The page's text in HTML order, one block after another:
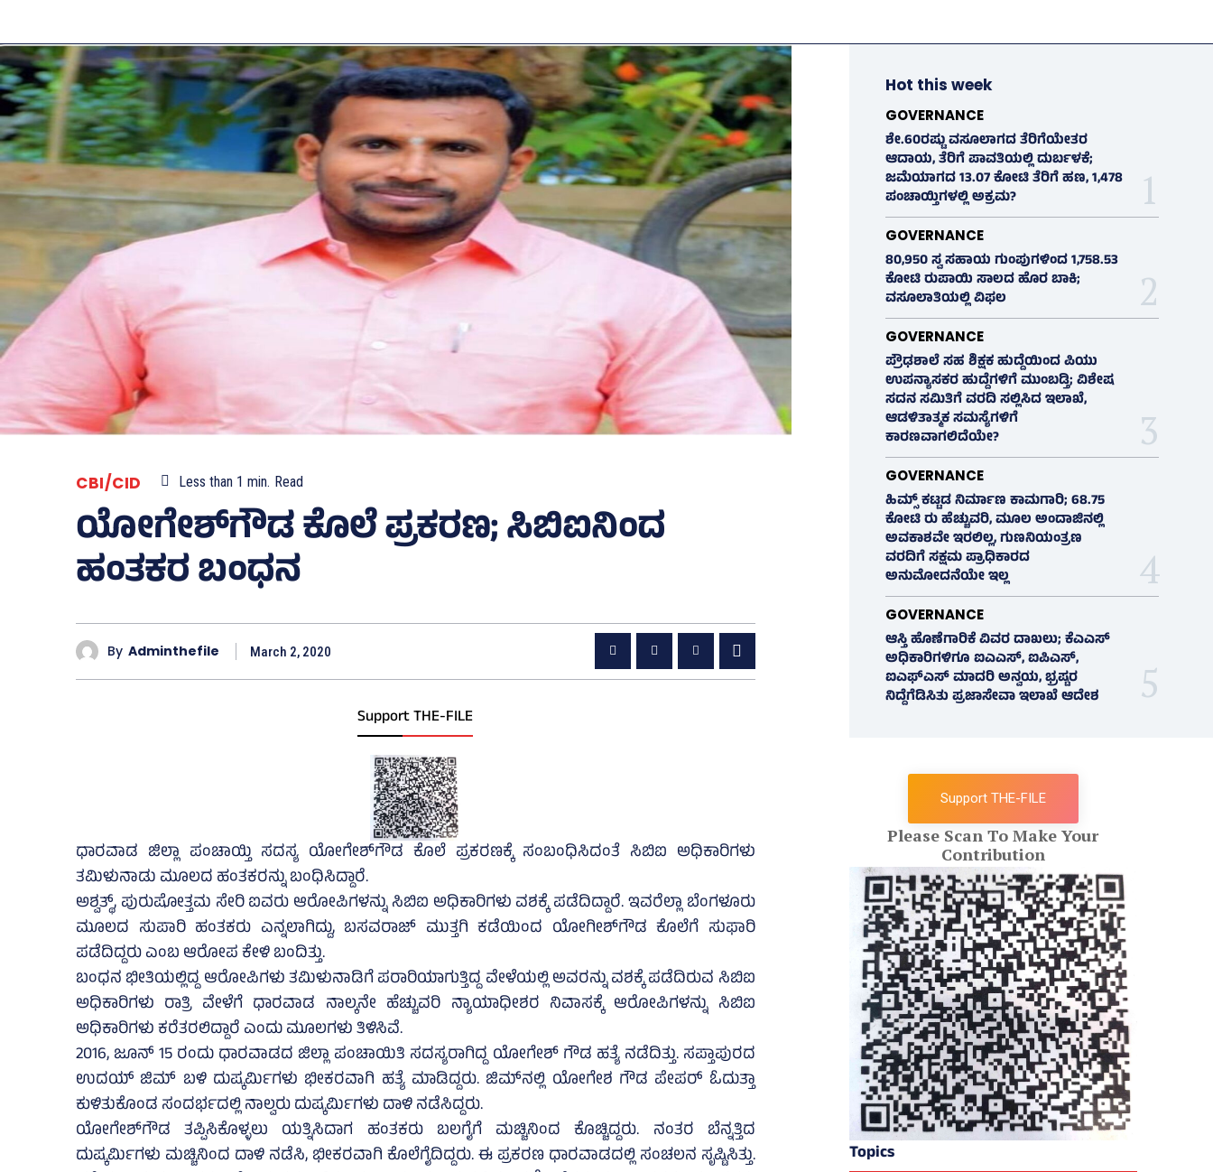
CBI/CID Less than 1 min. Read
ಯೋಗೇಶ್‌ಗೌಡ ಕೊಲೆ ಪ್ರಕರಣ; ಸಿಬಿಐನಿಂದ
ಹಂತಕರ ಬಂಧನ
By Adminthefile March 2, 2020
Support THE-FILE
ಧಾರವಾಡ ಜಿಲ್ಲಾ ಪಂಚಾಯ್ತಿ ಸದಸ್ಯ ಯೋಗೇಶ್‌ಗೌಡ ಕೊಲೆ ಪ್ರಕರಣಕ್ಕೆ ಸಂಬಂಧಿಸಿದಂತೆ ಸಿಬಿಐ ಅಧಿಕಾರಿಗಳು
ತಮಿಳುನಾಡು ಮೂಲದ ಹಂತಕರನ್ನು ಬಂಧಿಸಿದ್ದಾರೆ.
ಅಶ್ವತ್ಥ್‌, ಪುರುಷೋತ್ತಮ ಸೇರಿ ಐವರು ಆರೋಪಿಗಳನ್ನು ಸಿಬಿಐ ಅಧಿಕಾರಿಗಳು ವಶಕ್ಕೆ ಪಡೆದಿದ್ದಾರೆ. ಇವರೆಲ್ಲಾ ಬೆಂಗಳೂರು
ಮೂಲದ ಸುಪಾರಿ ಹಂತಕರು ಎನ್ನಲಾಗಿದ್ದು, ಬಸವರಾಜ್‌ ಮುತ್ತಗಿ ಕಡೆಯಿಂದ ಯೋಗೀಶ್‌ಗೌಡ ಕೊಲೆಗೆ ಸುಫಾರಿ
ಪಡೆದಿದ್ದರು ಎಂಬ ಆರೋಪ ಕೇಳಿ ಬಂದಿತ್ತು.
ಬಂಧನ ಭೀತಿಯಲ್ಲಿದ್ದ ಆರೋಪಿಗಳು ತಮಿಳುನಾಡಿಗೆ ಪರಾರಿಯಾಗುತ್ತಿದ್ದ ವೇಳೆಯಲ್ಲಿ ಅವರನ್ನು ವಶಕ್ಕೆ ಪಡೆದಿರುವ ಸಿಬಿಐ
ಅಧಿಕಾರಿಗಳು ರಾತ್ರಿ ವೇಳೆಗೆ ಧಾರವಾಡ ನಾಲ್ಕನೇ ಹೆಚ್ಚುವರಿ ನ್ಯಾಯಾಧೀಶರ ನಿವಾಸಕ್ಕೆ ಆರೋಪಿಗಳನ್ನು ಸಿಬಿಐ
ಅಧಿಕಾರಿಗಳು ಕರೆತರಲಿದ್ದಾರೆ ಎಂದು ಮೂಲಗಳು ತಿಳಿಸಿವೆ.
2016, ಜೂನ್ 15 ರಂದು ಧಾರವಾಡದ ಜಿಲ್ಲಾ ಪಂಚಾಯಿತಿ ಸದಸ್ಯರಾಗಿದ್ದ ಯೋಗೇಶ್ ಗೌಡ ಹತ್ಯೆ ನಡೆದಿತ್ತು. ಸಪ್ತಾಪುರದ
ಉದಯ್ ಜಿಮ್ ಬಳಿ ದುಷ್ಕರ್ಮಿಗಳು ಭೀಕರವಾಗಿ ಹತ್ಯೆ ಮಾಡಿದ್ದರು. ಜಿಮ್‌ನಲ್ಲಿ ಯೋಗೇಶ ಗೌಡ ಪೇಪರ್ ಓದುತ್ತಾ
ಕುಳಿತುಕೊಂಡ ಸಂದರ್ಭದಲ್ಲಿ ನಾಲ್ವರು ದುಷ್ಕರ್ಮಿಗಳು ದಾಳಿ ನಡೆಸಿದ್ದರು.
ಯೋಗೇಶ್‌ಗೌಡ ತಪ್ಪಿಸಿಕೊಳ್ಳಲು ಯತ್ನಿಸಿದಾಗ ಹಂತಕರು ಬಲಗೈಗೆ ಮಚ್ಚಿನಿಂದ ಕೊಚ್ಚಿದ್ದರು. ನಂತರ ಬೆನ್ನತ್ತಿದ
ದುಷ್ಕರ್ಮಿಗಳು ಮಚ್ಚಿನಿಂದ ದಾಳಿ ನಡೆಸಿ, ಭೀಕರವಾಗಿ ಕೊಲೆಗೈದಿದ್ದರು. ಈ ಪ್ರಕರಣ ಧಾರವಾಡದಲ್ಲಿ ಸಂಚಲನ ಸೃಷ್ಟಿಸಿತ್ತು.
Hot this week
GOVERNANCE
ಶೇ.60ರಷ್ಟು ವಸೂಲಾಗದ ತೆರಿಗೆಯೇತರ
ಆದಾಯ, ತೆರಿಗೆ ಪಾವತಿಯಲ್ಲಿ ದುರ್ಬಳಕೆ;
ಜಮೆಯಾಗದ 13.07 ಕೋಟಿ ತೆರಿಗೆ ಹಣ, 1,478
ಪಂಚಾಯ್ತಿಗಳಲ್ಲಿ ಅಕ್ರಮ?
GOVERNANCE
80,950 ಸ್ವ ಸಹಾಯ ಗುಂಪುಗಳಿಂದ 1,758.53
ಕೋಟಿ ರುಪಾಯಿ ಸಾಲದ ಹೊರ ಬಾಕಿ;
ವಸೂಲಾತಿಯಲ್ಲಿ ವಿಫಲ
GOVERNANCE
ಪ್ರೌಢಶಾಲೆ ಸಹ ಶಿಕ್ಷಕ ಹುದ್ದೆಯಿಂದ ಪಿಯು
ಉಪನ್ಯಾಸಕರ ಹುದ್ದೆಗಳಿಗೆ ಮುಂಬಡ್ತಿ; ವಿಶೇಷ
ಸದನ ಸಮಿತಿಗೆ ವರದಿ ಸಲ್ಲಿಸಿದ ಇಲಾಖೆ,
ಆಡಳಿತಾತ್ಮಕ ಸಮಸ್ಯೆಗಳಿಗೆ
ಕಾರಣವಾಗಲಿದೆಯೇ?
GOVERNANCE
ಹಿಮ್ಸ್‌ ಕಟ್ಟಡ ನಿರ್ಮಾಣ ಕಾಮಗಾರಿ; 68.75
ಕೋಟಿ ರು ಹೆಚ್ಚುವರಿ, ಮೂಲ ಅಂದಾಜಿನಲ್ಲಿ
ಅವಕಾಶವೇ ಇರಲಿಲ್ಲ, ಗುಣನಿಯಂತ್ರಣ
ವರದಿಗೆ ಸಕ್ಷಮ ಪ್ರಾಧಿಕಾರದ
ಅನುಮೋದನೆಯೇ ಇಲ್ಲ
GOVERNANCE
ಆಸ್ತಿ ಹೊಣೆಗಾರಿಕೆ ವಿವರ ದಾಖಲು; ಕೆಎಎಸ್
ಅಧಿಕಾರಿಗಳಿಗೂ ಐಎಎಸ್‌, ಐಪಿಎಸ್‌,
ಐಎಫ್‌ಎಸ್‌ ಮಾದರಿ ಅನ್ವಯ, ಭ್ರಷ್ಟರ
ನಿದ್ದೆಗೆಡಿಸಿತು ಪ್ರಜಾಸೇವಾ ಇಲಾಖೆ ಆದೇಶ
Support THE-FILE
Please Scan To Make Your
Contribution
Topics